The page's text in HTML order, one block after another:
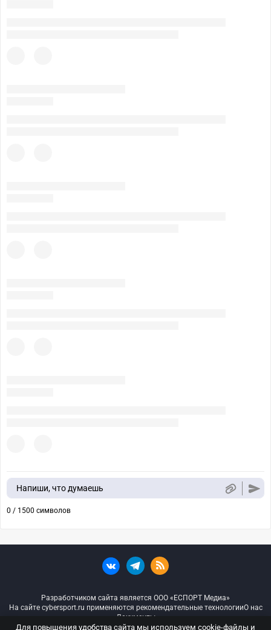
Напиши, что думаешь
0 / 1500 символов
Разработчиком сайта является ООО «ЕСПОРТ Медиа»
На сайте cybersport.ru применяются рекомендательные технологииО нас
Документы
Для повышения удобства сайта мы используем cookie-файлы и